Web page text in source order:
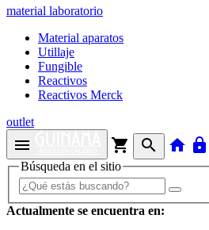
material laboratorio
Material aparatos
Utillaje
Fungible
Reactivos
Reactivos Merck
outlet
menu shopping_cart search home lock
Búsqueda en el sitio
Actualmente se encuentra en: